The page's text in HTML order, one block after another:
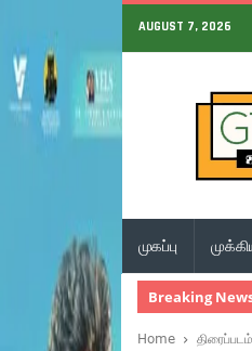
AUGUST 7, 2026
முகப்பு
Breaking
Home திரைப்படம்